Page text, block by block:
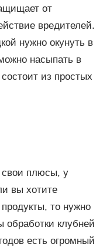
от
вредителей.
нужно окунуть в
насыпать в
из простых
свои плюсы, у
вы хотите
то нужно
обработки клубней
есть огромный